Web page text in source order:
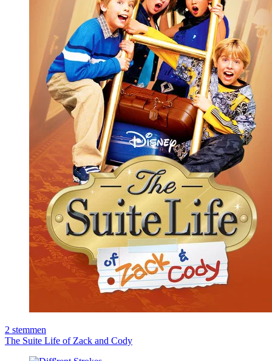
2 stemmen
The Suite Life of Zack and Cody